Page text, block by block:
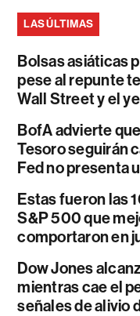
LAS ÚLTIMAS
Bolsas asiáticas
pese al repunte
Wall Street y el
BofA advierte
Tesoro seguirán
Fed no presenta
Estas fueron las
S&P 500 que
comportaron en
Dow Jones
mientras cae el
señales de alivio